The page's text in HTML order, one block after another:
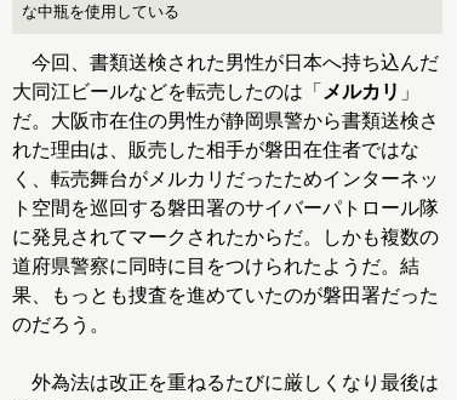
な中瓶を使用している
今回、書類送検された男性が日本へ持ち込んだ
大同江ビールなどを転売したのは「 メルカリ 」
だ。大阪市在住の男性が静岡県警から書類送検さ
れた理由は、販売した相手が磐田在住者ではな
く、転売舞台がメルカリだったためインターネッ
ト空間を巡回する磐田署のサイバーパトロール隊
に発見されてマークされたからだ。しかも複数の
道府県警察に同時に目をつけられたようだ。結
果、もっとも捜査を進めていたのが磐田署だった
のだろう。
外為法は改正を重ねるたびに厳しくなり最後は